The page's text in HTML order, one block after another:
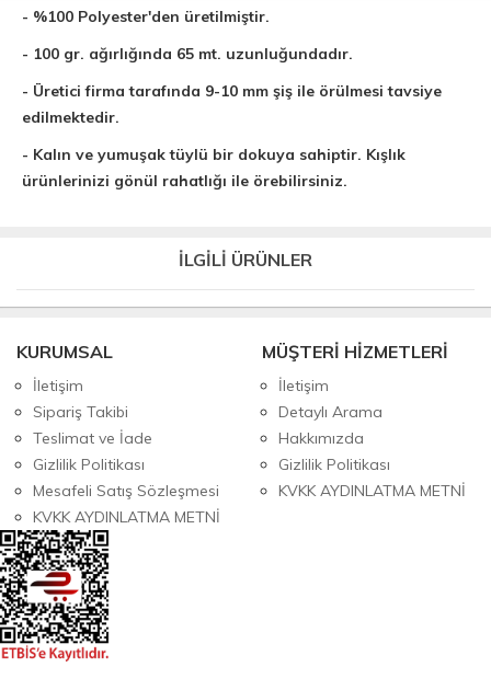
- %100 Polyester'den üretilmiştir.
- 100 gr. ağırlığında 65 mt. uzunluğundadır.
- Üretici firma tarafında 9-10 mm şiş ile örülmesi tavsiye
edilmektedir.
- Kalın ve yumuşak tüylü bir dokuya sahiptir. Kışlık
ürünlerinizi gönül rahatlığı ile örebilirsiniz.
İLGİLİ ÜRÜNLER
KURUMSAL
İletişim
Sipariş Takibi
Teslimat ve İade
Gizlilik Politikası
Mesafeli Satış Sözleşmesi
KVKK AYDINLATMA METNİ
MÜŞTERİ HİZMETLERİ
İletişim
Detaylı Arama
Hakkımızda
Gizlilik Politikası
KVKK AYDINLATMA METNİ